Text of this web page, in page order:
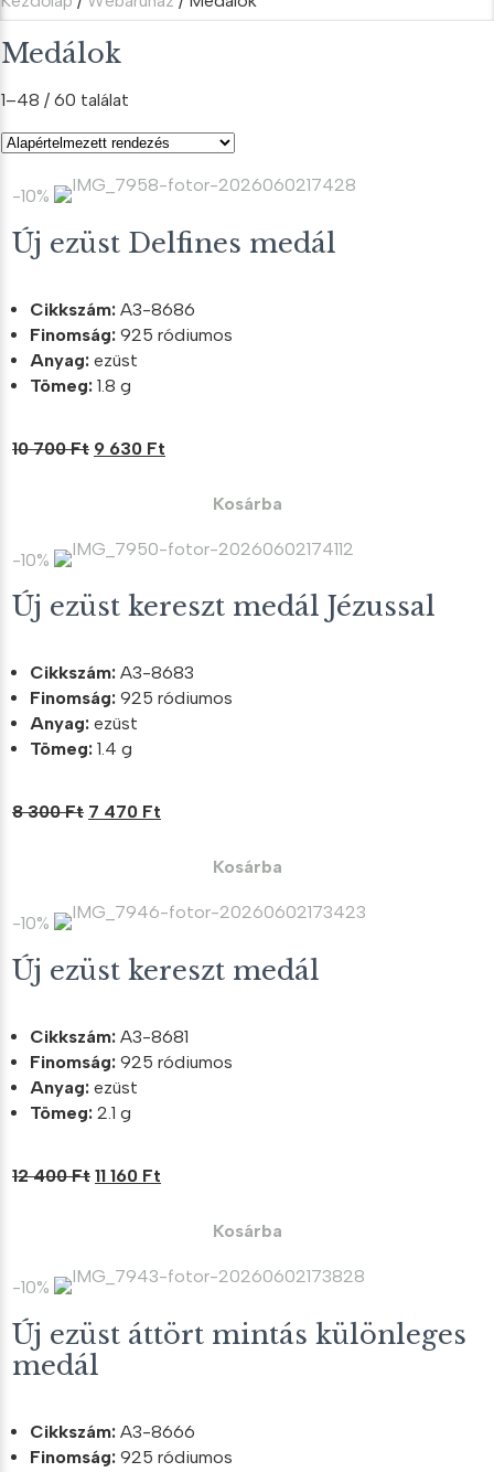
Medálok
1–48 / 60 találat
-10%
Új ezüst Delfines medál
Cikkszám: A3-8686
Finomság: 925 ródiumos
Anyag: ezüst
Tömeg: 1.8 g
10 700Ft Original
700 Ft.
9 630 Ft
630 Ft.
Kosárba
-10%
Új ezüst kereszt medál Jézussal
Cikkszám: A3-8683
Finomság: 925 ródiumos
Anyag: ezüst
Tömeg: 1.4 g
8 300Ft Original
300 Ft.
7 470 Ft
470 Ft.
Kosárba
-10%
Új ezüst kereszt medál
Cikkszám: A3-8681
Finomság: 925 ródiumos
Anyag: ezüst
Tömeg: 2.1 g
12 400Ft Original
400 Ft.
11 160 Ft
160 Ft.
Kosárba
-10%
Új ezüst áttört mintás különleges
medál
Cikkszám: A3-8666
Finomság: 925 ródiumos